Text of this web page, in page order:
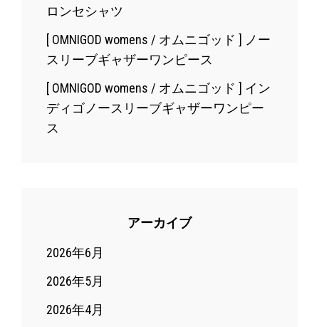
ロンセシャツ
[ OMNIGOD womens / オムニゴッド ] ノー
スリーブギャザーワンピース
[ OMNIGOD womens / オムニゴッド ] イン
ディゴノースリーブギャザーワンピー
ス
アーカイブ
2026年6月
2026年5月
2026年4月